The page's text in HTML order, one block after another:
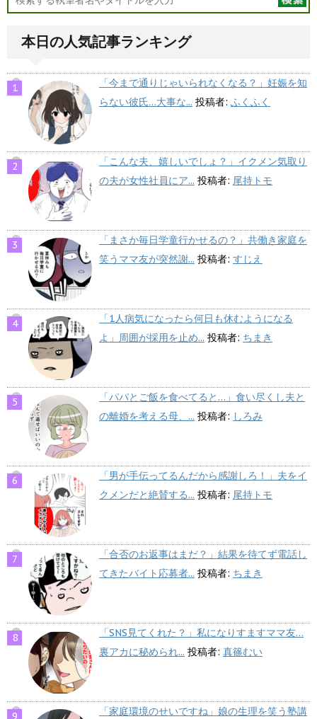
本日の人気記事ランキング
「今まで通りじゃいられなくなる？」妊娠を知
らない彼氏…大事な... 投稿者: ふくふく
「こんな夫、嬉しいでしょ？」イクメン気取り
の夫が女性社員にア... 投稿者: 尾持トモ
「まさか毎日学童行かせるの？」共働き家庭を
笑うママ友が突然謝... 投稿者: すじえ
「1人病気になったら何日も休むようになる
よ」周囲が採用を止め... 投稿者: ちまき
「パパとご飯を食べてると…」食い尽くし夫と
の離婚を考える母、... 投稿者: しろみ
「男が手伝ってるんだから感謝しろ！」夫をイ
クメンだと絶賛する... 投稿者: 尾持トモ
「合否のお返事はまだ？」結果を待てず電話し
てきたバイト応募者... 投稿者: ちまき
「SNS見てくれた？」私になりすますママ友…
裏アカに秘められ... 投稿者: 真篠むい
「家庭環境のせいですね」娘の生理を笑う塾講